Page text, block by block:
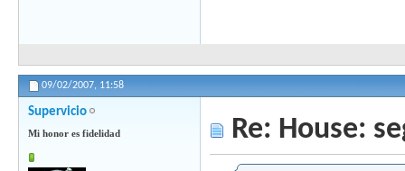
09/02/2007, 11:58
Supervicio
Mi honor es fidelidad Re: House: